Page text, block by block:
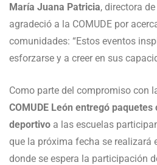
María Juana Patricia, directora
agradeció a la COMUDE por
comunidades: “Estos eventos
esforzarse y a creer en sus
Como parte del compromiso con
COMUDE León entregó
deportivo a las escuelas
que la próxima fecha se realizará
donde se espera la participación